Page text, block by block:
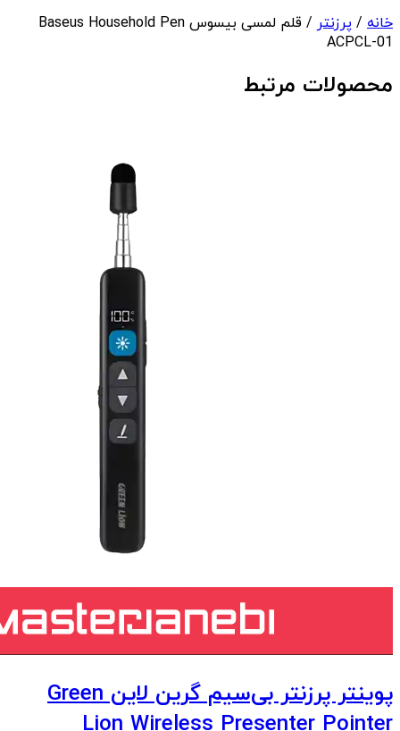
خانه / پرزنتر
/ قلم لمسی بیسوس Baseus Household Pen
ACPCL-01
محصولات مرتبط
پوینتر پرزنتر بی‌سیم گرین لاین Green
Lion Wireless Presenter Pointer